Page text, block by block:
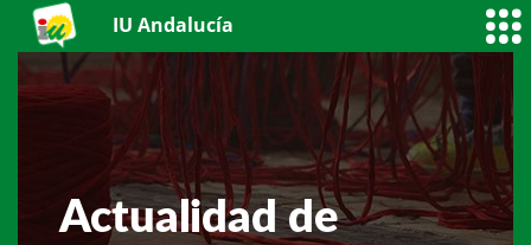
IU Andalucía
Actualidad de